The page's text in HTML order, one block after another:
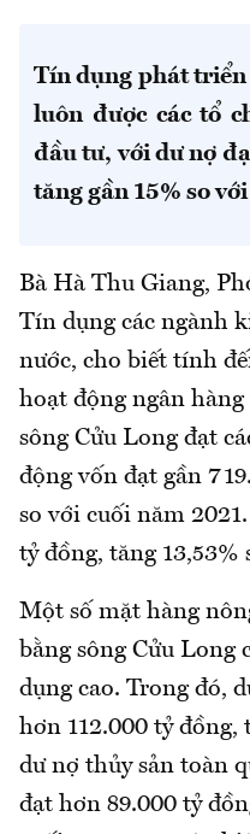
Tín dụng phát
luôn được các tổ
đầu tư, với dư nợ
tăng gần 15% so
Bà Hà Thu Giang,
Tín dụng các ngành
nước, cho biết tính
hoạt động ngân
sông Cửu Long đạt
động vốn đạt gần
so với cuối năm
tỷ đồng, tăng 13,53%
Một số mặt hàng
bằng sông Cửu
dụng cao. Trong đó,
hơn 112.000 tỷ đồng,
dư nợ thủy sản toàn
đạt hơn 89.000 tỷ